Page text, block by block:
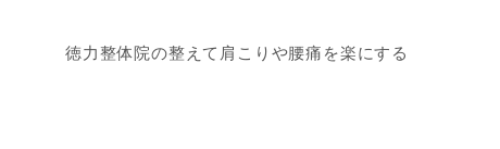
徳力整体院の整えて肩こりや腰痛を楽にする